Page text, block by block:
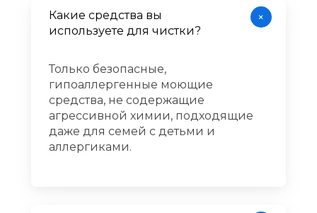
Какие средства вы
используете для чистки?​​​​​​​
Только безопасные,
гипоаллергенные моющие
средства, не содержащие
агрессивной химии, подходящие
даже для семей с детьми и
аллергиками.​​​​​​​
+